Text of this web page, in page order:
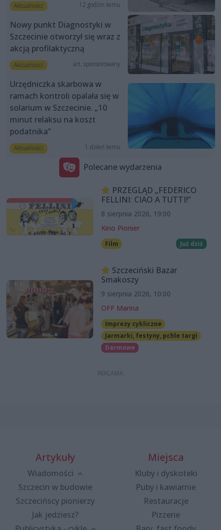
Aktualności 12 godzin temu
Nowy punkt Diagnostyki w
Szczecinie otworzył się wraz z
akcją profilaktyczną
Aktualności art. sponsorowany
Urzędniczka skarbowa w
ramach kontroli opalała się w
solarium w Szczecinie. „10
minut relaksu na koszt
podatnika”
Aktualności 1 dzień temu
Polecane wydarzenia
PRZEGLĄD „FEDERICO
FELLINI: CIAO A TUTTI!”
8 sierpnia 2026, 19:00
Kino Pionier
Film Już dziś
Szczeciński Bazar
Smakoszy
9 sierpnia 2026, 10:00
OFF Marina
Imprezy cykliczne
Jarmarki, festyny, pchle targi
Darmowe
Artykuły
Wiadomości
Szczecin w budowie
Szczecińscy pionierzy
Jak jedziesz?
Miejsca
Kluby i dyskoteki
Puby i kawiarnie
Restauracje
Pizzerie